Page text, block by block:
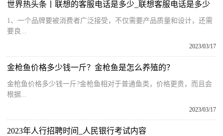
世界热头条丨联想的客服电话是多少_联想客服电话是多少
1、一个品牌要被消费者广泛接受，不仅需要产品质量和设计，还需
要良...
2023/03/17
金枪鱼价格多少钱一斤？金枪鱼是怎么养殖的？
金枪鱼价格多少钱一斤?金枪鱼相对于普通鱼类，价格更贵，而且会
根据...
2023/03/17
2023年人行招聘时间_人民银行考试内容